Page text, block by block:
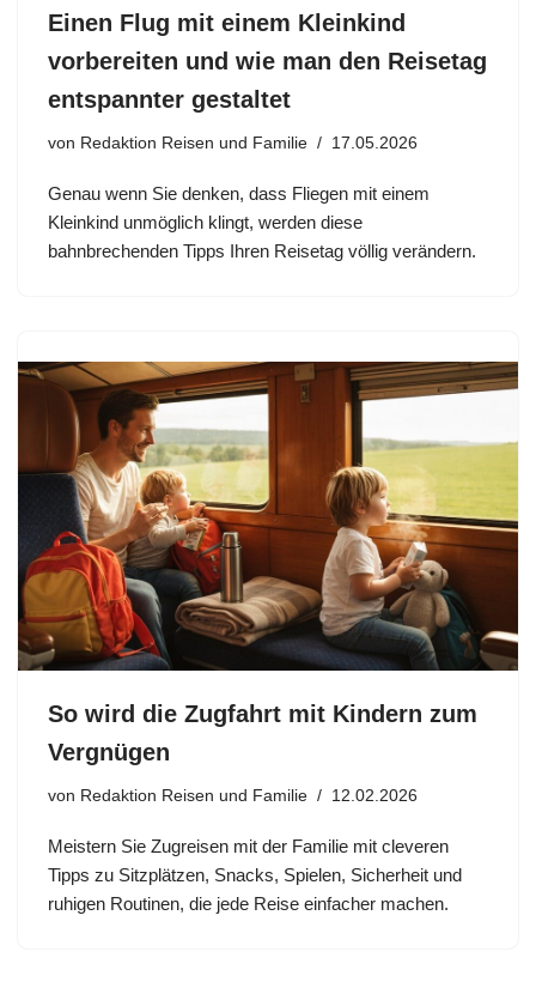
Einen Flug mit einem Kleinkind
vorbereiten und wie man den Reisetag
entspannter gestaltet
von Redaktion Reisen und Familie 17.05.2026
Genau wenn Sie denken, dass Fliegen mit einem
Kleinkind unmöglich klingt, werden diese
bahnbrechenden Tipps Ihren Reisetag völlig verändern.
So wird die Zugfahrt mit Kindern zum
Vergnügen
von Redaktion Reisen und Familie 12.02.2026
Meistern Sie Zugreisen mit der Familie mit cleveren
Tipps zu Sitzplätzen, Snacks, Spielen, Sicherheit und
ruhigen Routinen, die jede Reise einfacher machen.